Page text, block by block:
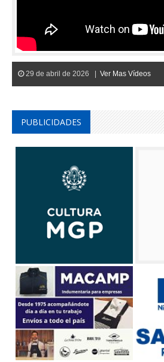
29 de abril de 2026 | Ver Mas Vídeos
PUBLICIDADES